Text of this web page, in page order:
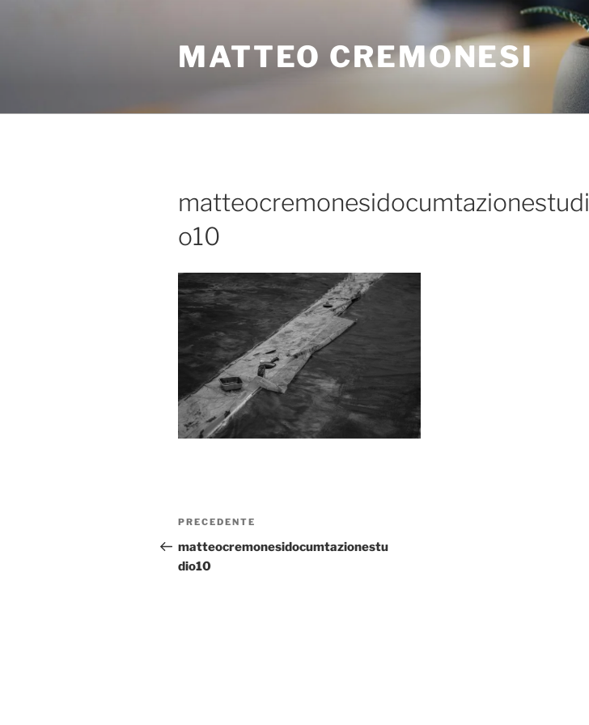
MATTEO CREMONESI
matteocremonesidocumtazionestudi
o10
PRECEDENTE
matteocremonesidocumtazionestu
dio10